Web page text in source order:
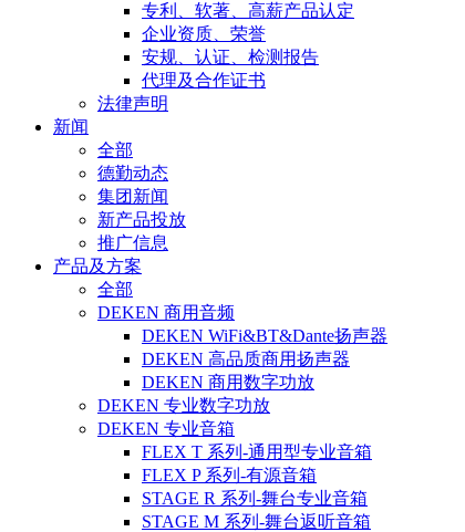
专利、软著、高薪产品认定
企业资质、荣誉
安规、认证、检测报告
代理及合作证书
法律声明
新闻
全部
德勤动态
集团新闻
新产品投放
推广信息
产品及方案
全部
DEKEN 商用音频
DEKEN WiFi&BT&Dante扬声器
DEKEN 高品质商用扬声器
DEKEN 商用数字功放
DEKEN 专业数字功放
DEKEN 专业音箱
FLEX T 系列-通用型专业音箱
FLEX P 系列-有源音箱
STAGE R 系列-舞台专业音箱
STAGE M 系列-舞台返听音箱